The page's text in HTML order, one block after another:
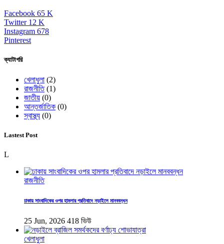
Facebook 65 K
Twitter 12 K
Instagram 678
Pinterest
ক্যাটাগরি
খেলাধুলা (2)
রাজনীতি(1)
জাতীয় (0)
আন্তর্জাতিক (0)
স্বাস্থ্য (0)
Lastest Post
L
রাজনীতি
ঢাকায় সাংবাদিকের ওপর হামলার প্রতিবাদে নড়াইলে মানববন্ধন
25 Jun, 2026 418 ভিউ
খেলাধুলা